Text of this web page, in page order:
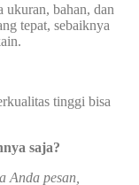
ukuran, bahan, dan
tepat, sebaiknya
tinggi bisa
saja?
Anda pesan,